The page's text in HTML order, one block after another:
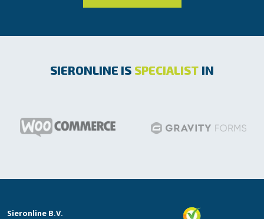
SIERONLINE IS SPECIALIST IN
Sieronline B.V.